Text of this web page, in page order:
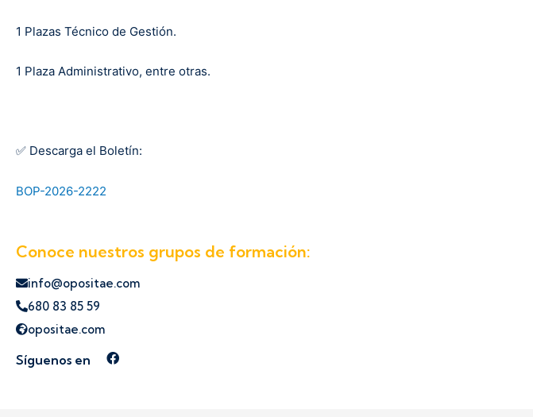
1 Plazas Técnico de Gestión.
1 Plaza Administrativo, entre otras.
✅ Descarga el Boletín:
BOP-2026-2222
Conoce nuestros grupos de formación:
info@opositae.com
680 83 85 59
opositae.com
Síguenos en Síguenos en Facebook